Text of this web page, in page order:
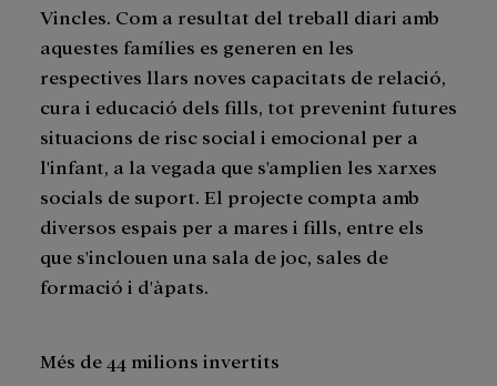
Vincles. Com a resultat del treball diari amb
aquestes famílies es generen en les
respectives llars noves capacitats de relació,
cura i educació dels fills, tot prevenint futures
situacions de risc social i emocional per a
l'infant, a la vegada que s'amplien les xarxes
socials de suport. El projecte compta amb
diversos espais per a mares i fills, entre els
que s'inclouen una sala de joc, sales de
formació i d'àpats.
Més de 44 milions invertits